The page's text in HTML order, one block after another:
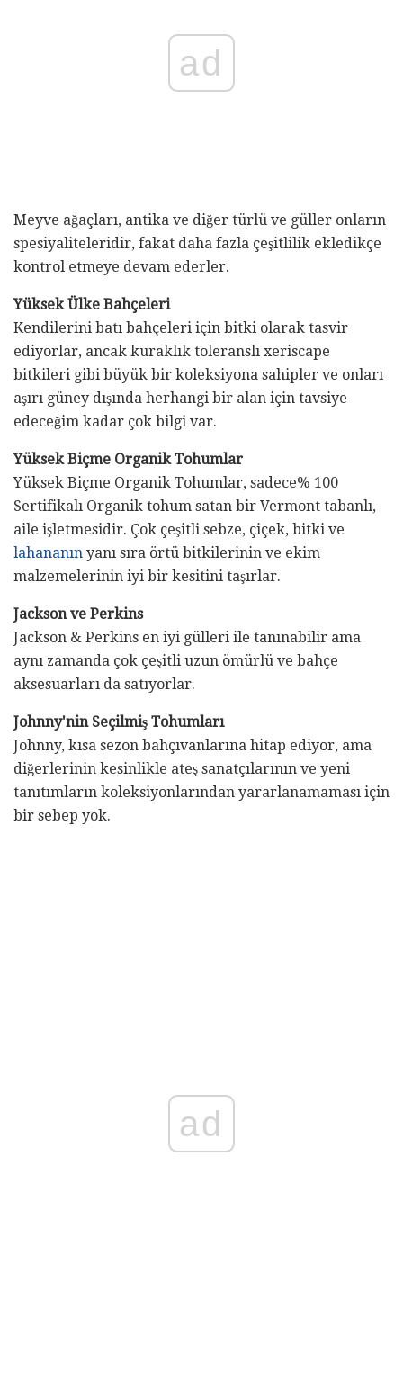
ad
Meyve ağaçları, antika ve diğer türlü ve güller onların
spesiyaliteleridir, fakat daha fazla çeşitlilik ekledikçe
kontrol etmeye devam ederler.
Yüksek Ülke Bahçeleri
Kendilerini batı bahçeleri için bitki olarak tasvir
ediyorlar, ancak kuraklık toleranslı xeriscape
bitkileri gibi büyük bir koleksiyona sahipler ve onları
aşırı güney dışında herhangi bir alan için tavsiye
edeceğim kadar çok bilgi var.
Yüksek Biçme Organik Tohumlar
Yüksek Biçme Organik Tohumlar, sadece% 100
Sertifikalı Organik tohum satan bir Vermont tabanlı,
aile işletmesidir. Çok çeşitli sebze, çiçek, bitki ve
lahananın yanı sıra örtü bitkilerinin ve ekim
malzemelerinin iyi bir kesitini taşırlar.
Jackson ve Perkins
Jackson & Perkins en iyi gülleri ile tanınabilir ama
aynı zamanda çok çeşitli uzun ömürlü ve bahçe
aksesuarları da satıyorlar.
Johnny'nin Seçilmiş Tohumları
Johnny, kısa sezon bahçıvanlarına hitap ediyor, ama
diğerlerinin kesinlikle ateş sanatçılarının ve yeni
tanıtımların koleksiyonlarından yararlanamaması için
bir sebep yok.
ad